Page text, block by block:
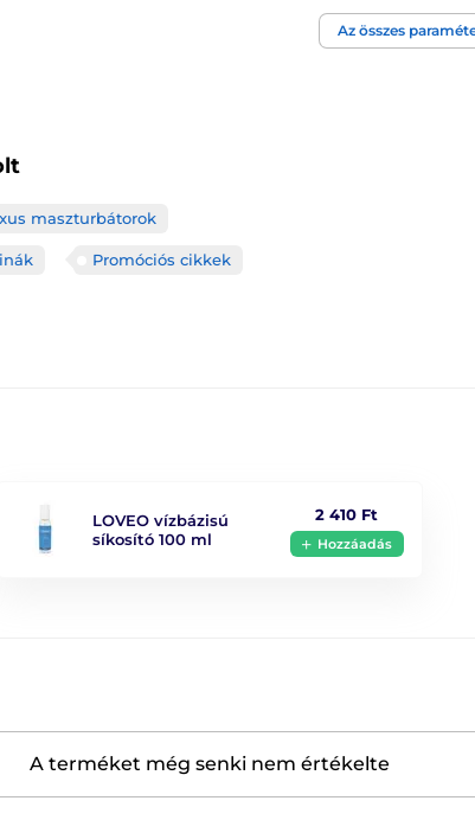
maszturbátorok
Promóciós cikkek
Tápegység
Az összes
LOVEO vízbázisú
síkosító 100 ml
2 410 Ft
Hozzáadás
A terméket még senki nem értékelte